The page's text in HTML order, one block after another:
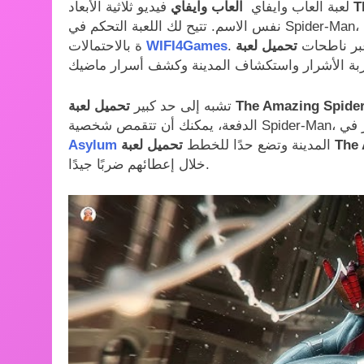
لعبة العاب وايفاي العاب وايفاي
نفس الاسم. تتيح لك اللعبة التحكم في Spider-Man، البطل العنكبوتي الشهير، في مدينة نيويورك المفتوحة والمليئ
WIFI4Games ناطحات تحميل لعبة The Amazing Spider Man 2 مجاناً بحجم 1
تشبه إلى حد كبير
Asylum
المدينة وتضع حدًا للخطط
خلال إعطائهم ضربًا جيدًا.